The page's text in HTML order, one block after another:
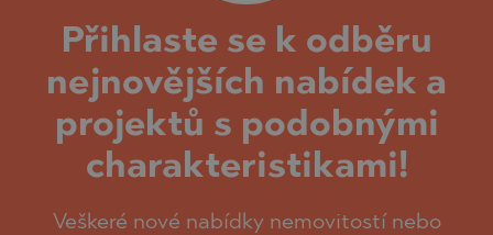
Přihlaste se k odběru
nejnovějších nabídek a
projektů s podobnými
charakteristikami!
Veškeré nové nabídky nemovitostí nebo